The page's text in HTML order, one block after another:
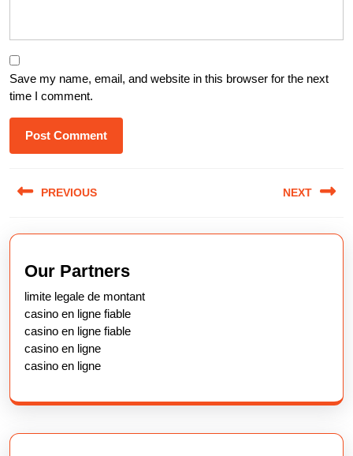
Save my name, email, and website in this browser for the next
time I comment.
navigation
PREVIOUS NEXT
Our Partners
limite legale de montant
casino en ligne fiable
casino en ligne fiable
casino en ligne
casino en ligne